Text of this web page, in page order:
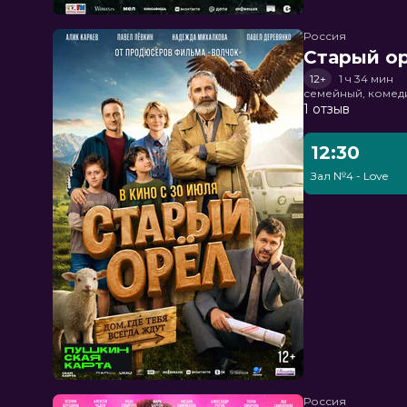
Россия
Старый
12+
1 ч 34 мин
семейный,
1 отзыв
12:30
Зал №4 - Love
Россия